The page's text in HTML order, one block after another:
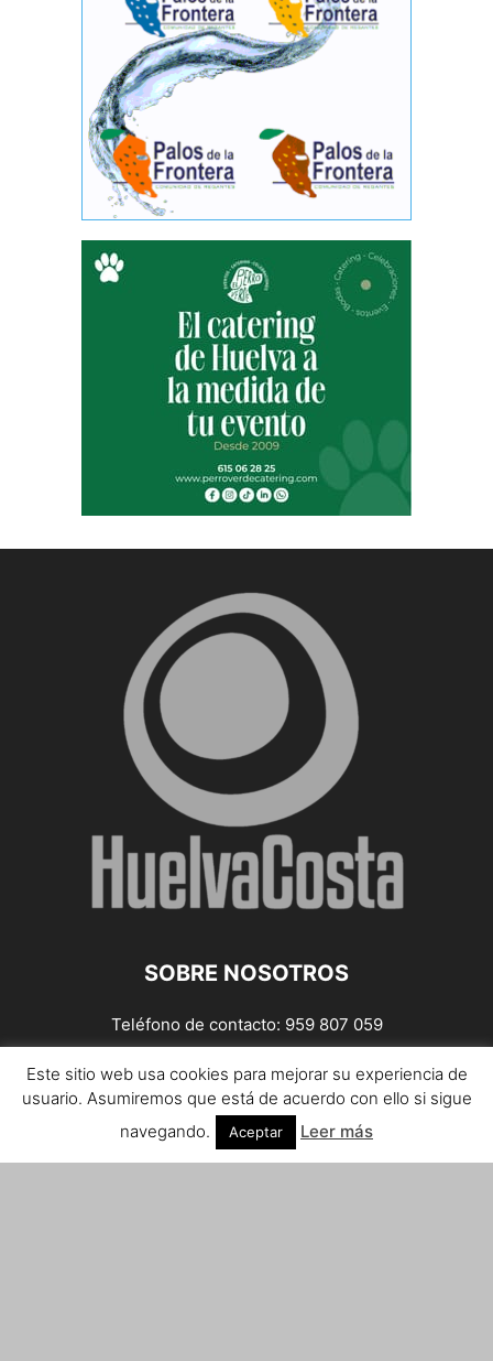
SOBRE NOSOTROS
Teléfono de contacto: 959 807 059
¡Anúnciate!
Envíanos tus notas de prensa a:
prensa@huelvacosta.com
Contáctenos:info@huelvacosta.com
Este sitio web usa cookies para mejorar su experiencia de
usuario. Asumiremos que está de acuerdo con ello si sigue
navegando.
Aceptar Leer más